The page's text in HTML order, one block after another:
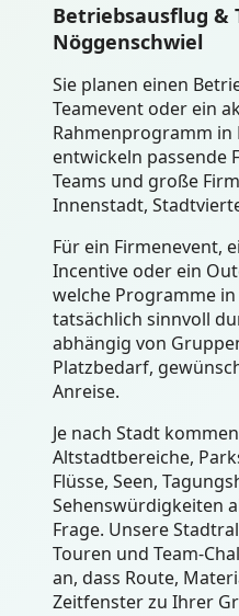
Betriebsausflug &
Nöggenschwiel
Sie planen einen
Teamevent oder ein
Rahmenprogramm in
entwickeln passende
Teams und große
Innenstadt,
Für ein Firmenevent,
Incentive oder ein
welche Programme
tatsächlich sinnvoll
abhängig von
Platzbedarf,
Anreise.
Je nach Stadt
Altstadtbereiche,
Flüsse, Seen,
Sehenswürdigkeiten
Frage. Unsere
Touren und Team-
an, dass Route,
Zeitfenster zu Ihrer